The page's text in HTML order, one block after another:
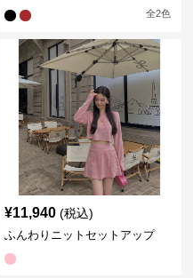
全2色
¥11,940 (税込)
ふんわりニットセットアップ